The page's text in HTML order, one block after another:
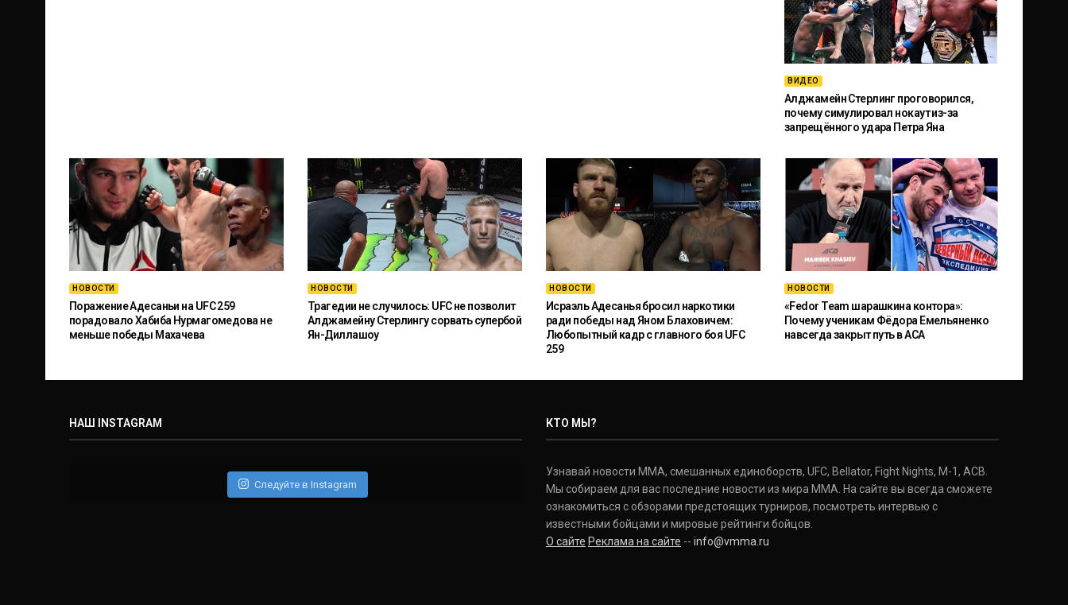
ВИДЕО
Алджамейн Стерлинг проговорился,
почему симулировал нокаут из-за
запрещённого удара Петра Яна
НОВОСТИ
Поражение Адесаньи на UFC 259
порадовало Хабиба Нурмагомедова не
меньше победы Махачева
НОВОСТИ
Трагедии не случилось: UFC не позволит
Алджамейну Стерлингу сорвать супербой
Ян-Диллашоу
НОВОСТИ
Исраэль Адесанья бросил наркотики
ради победы над Яном Блаховичем:
Любопытный кадр с главного боя UFC
259
НОВОСТИ
«Fedor Team шарашкина контора»:
Почему ученикам Фёдора Емельяненко
навсегда закрыт путь в ACA
НАШ INSTAGRAM
Следуйте в Instagram
КТО МЫ?
Узнавай новости ММА, смешанных единоборств, UFC, Bellator, Fight Nights, M-1, ACB.
Мы собираем для вас последние новости из мира ММА. На сайте вы всегда сможете
ознакомиться с обзорами предстоящих турниров, посмотреть интервью с
известными бойцами и мировые рейтинги бойцов.
О сайте Реклама на сайте -- info@vmma.ru